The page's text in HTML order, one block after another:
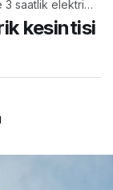
3 saatlik elektrik
kesintisi